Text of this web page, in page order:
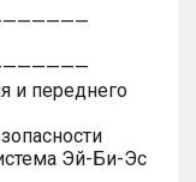
и переднего
Эй-Би-Эс